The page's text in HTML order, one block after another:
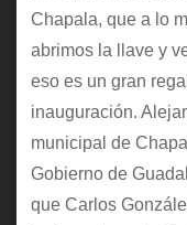
Chapala, que a lo
abrimos la llave y
eso es un gran
inauguración.
municipal de
Gobierno de
que Carlos